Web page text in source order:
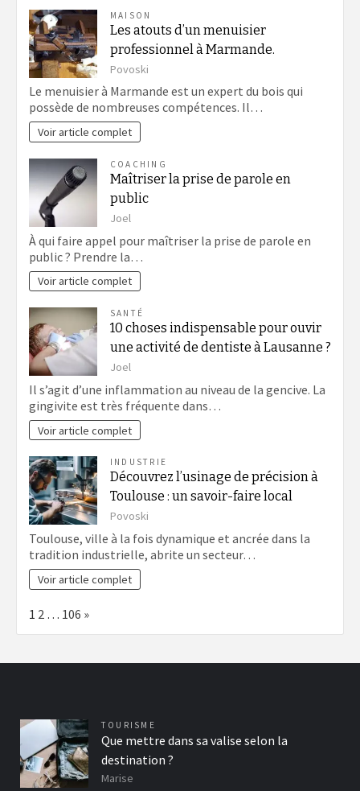
MAISON
Les atouts d’un menuisier
professionnel à Marmande.
Povoski
Le menuisier à Marmande est un expert du bois qui
possède de nombreuses compétences. Il…
Voir article complet
COACHING
Maîtriser la prise de parole en
public
Joel
À qui faire appel pour maîtriser la prise de parole en
public ? Prendre la…
Voir article complet
SANTÉ
10 choses indispensable pour ouvir
une activité de dentiste à Lausanne ?
Joel
Il s’agit d’une inflammation au niveau de la gencive. La
gingivite est très fréquente dans…
Voir article complet
INDUSTRIE
Découvrez l’usinage de précision à
Toulouse : un savoir-faire local
Povoski
Toulouse, ville à la fois dynamique et ancrée dans la
tradition industrielle, abrite un secteur…
Voir article complet
Page:
1 2 … 106 Next
»
TOURISME
Que mettre dans sa valise selon la
destination ?
Marise